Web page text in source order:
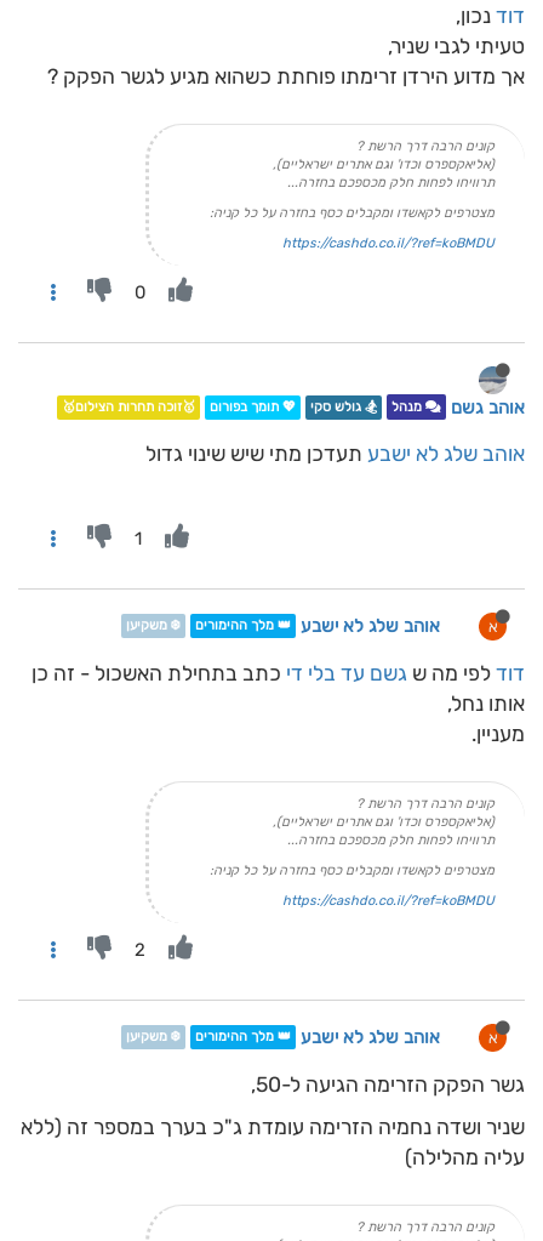
דוד נכון,
טעיתי לגבי שניר,
אך מדוע הירדן זרימתו פוחתת כשהוא מגיע לגשר הפקק ?
קונים הרבה דרך הרשת ?
(אליאקספרס וכדו' וגם אתרים ישראליים),
תרוויחו לפחות חלק מכספכם בחזרה...
מצטרפים לקאשדו ומקבלים כסף בחזרה על כל קניה:
https://cashdo.co.il/?ref=koBMDU
0
אוהב גשם מנהל 🏂 גולש סקי 💖 תומך בפורום 🥇זוכה תחרות הצילום🥇
אוהב שלג לא ישבע תעדכן מתי שיש שינוי גדול
1
א אוהב שלג לא ישבע 👑 מלך ההימורים ❄️ משקיען
דוד לפי מה ש גשם עד בלי די כתב בתחילת האשכול - זה כן
אותו נחל,
מעניין.
קונים הרבה דרך הרשת ?
(אליאקספרס וכדו' וגם אתרים ישראליים),
תרוויחו לפחות חלק מכספכם בחזרה...
מצטרפים לקאשדו ומקבלים כסף בחזרה על כל קניה:
https://cashdo.co.il/?ref=koBMDU
2
א אוהב שלג לא ישבע 👑 מלך ההימורים ❄️ משקיען
גשר הפקק הזרימה הגיעה ל-50,
שניר ושדה נחמיה הזרימה עומדת ג"כ בערך במספר זה (ללא
עליה מהלילה)
קונים הרבה דרך הרשת ?